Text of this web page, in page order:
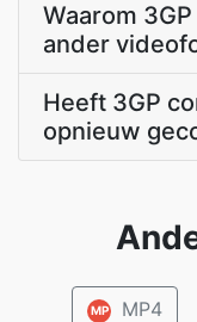
Waarom
ander
Heeft 3GP
opnieuw
MP MP4